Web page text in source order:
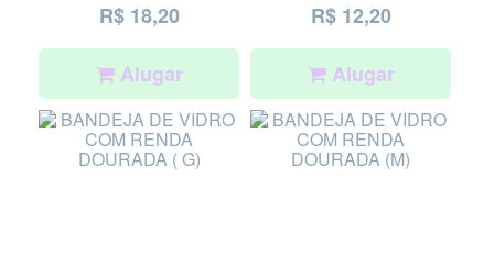
R$ 18,20
Alugar
R$ 12,20
Alugar